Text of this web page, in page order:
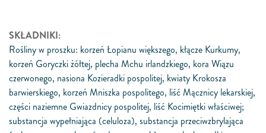
SKŁADNIKI:
Rośliny w proszku: korzeń Łopianu większego, kłącze Kurkumy,
korzeń Goryczki żółtej, plecha Mchu irlandzkiego, kora Wiązu
czerwonego, nasiona Kozieradki pospolitej, kwiaty Krokosza
barwierskiego, korzeń Mniszka pospolitego, liść Mącznicy lekarskiej,
części naziemne Gwiazdnicy pospolitej, liść Kocimiętki właściwej;
substancja wypełniająca (celuloza), substancja przeciwzbrylająca